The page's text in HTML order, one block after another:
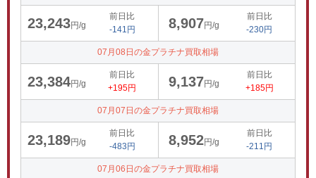
23,243円/g
前日比
-141円
8,907円/g
前日比
-230円
07月08日の金プラチナ買取相場
23,384円/g
前日比
+195円
9,137円/g
前日比
+185円
07月07日の金プラチナ買取相場
23,189円/g
前日比
-483円
8,952円/g
前日比
-211円
07月06日の金プラチナ買取相場